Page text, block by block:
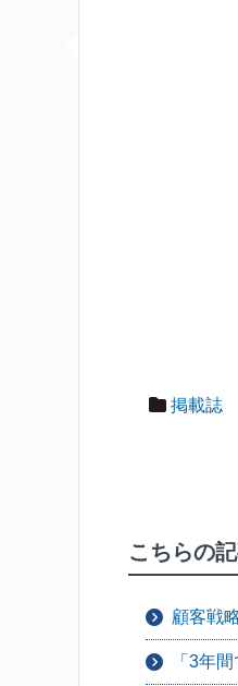
掲載誌
こちらの
顧客戦
「3年